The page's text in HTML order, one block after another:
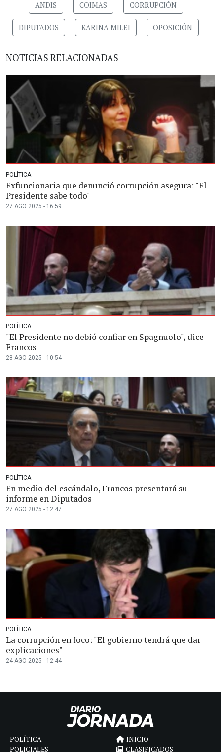
ANDIS COIMAS CORRUPCIÓN
DIPUTADOS KARINA MILEI OPOSICIÓN
NOTICIAS RELACIONADAS
POLÍTICA
Exfuncionaria que denunció corrupción asegura: "El
Presidente sabe todo"
27 AGO 2025 - 16:59
POLÍTICA
"El Presidente no debió confiar en Spagnuolo", dice
Francos
28 AGO 2025 - 10:54
POLÍTICA
En medio del escándalo, Francos presentará su
informe en Diputados
27 AGO 2025 - 12:47
POLÍTICA
La corrupción en foco: "El gobierno tendrá que dar
explicaciones"
24 AGO 2025 - 12:44
POLÍTICA
POLICIALES
INICIO
CLASIFICADOS